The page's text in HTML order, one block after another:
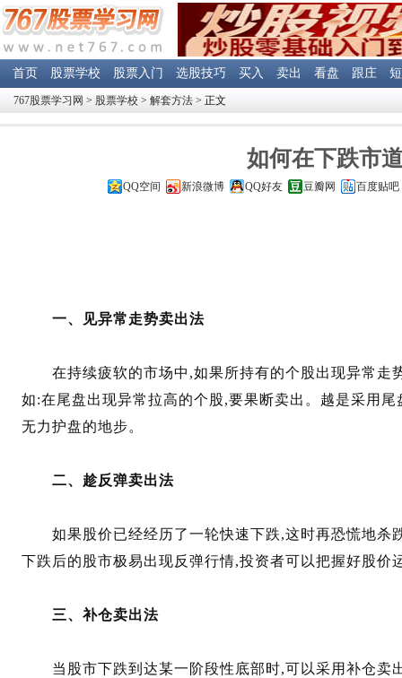
首页 股票学校 股票入门 选股技巧 买入 卖出 看盘 跟庄
767股票学习网 > 股票学校 > 解套方法 > 正文
如何在下跌市
QQ空间 新浪微博 QQ好友 豆瓣网 百度贴吧
一、见异常走势卖出法
在持续疲软的市场中,如果所持有的个股出现异常走
如:在尾盘出现异常拉高的个股,要果断卖出。越是采用
无力护盘的地步。
二、趁反弹卖出法
如果股价已经经历了一轮快速下跌,这时再恐慌地杀
下跌后的股市极易出现反弹行情,投资者可以把握好股价
三、补仓卖出法
当股市下跌到达某一阶段性底部时,可以采用补仓卖